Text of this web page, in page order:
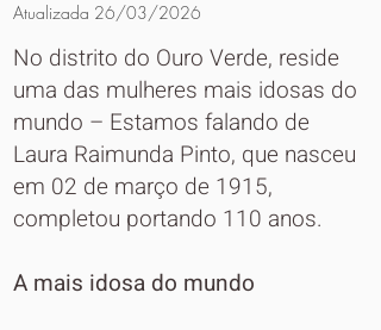
Atualizada 26/03/2026
No distrito do Ouro Verde, reside
uma das mulheres mais idosas do
mundo – Estamos falando de
Laura Raimunda Pinto, que nasceu
em 02 de março de 1915,
completou portando 110 anos.
A mais idosa do mundo